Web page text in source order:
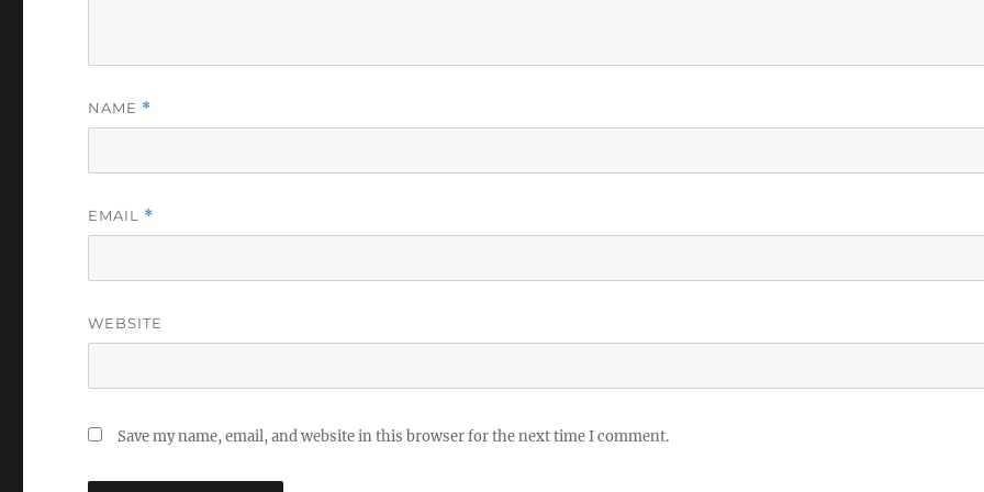
NAME *
EMAIL *
WEBSITE
Save my name, email, and website in this browser for the next time I comment.